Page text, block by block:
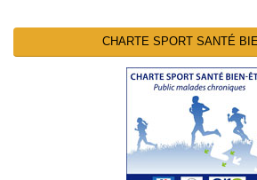
CHARTE SPORT SANTÉ